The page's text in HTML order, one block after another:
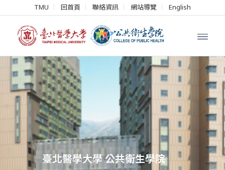
TMU 回首頁 聯絡資訊 網站導覽 English
臺北醫學大學 公共衛生學院